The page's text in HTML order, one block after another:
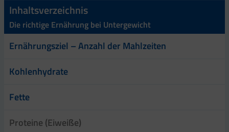
Inhaltsverzeichnis
Die richtige Ernährung bei Untergewicht
Ernährungsziel – Anzahl der Mahlzeiten
Kohlenhydrate
Fette
Proteine (Eiweiße)